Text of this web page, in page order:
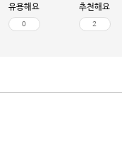
유용해요
0
추천해요
2